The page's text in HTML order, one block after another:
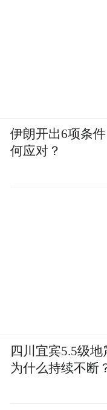
伊朗开出6项条
何应对？
四川宜宾5.5级
为什么持续不断